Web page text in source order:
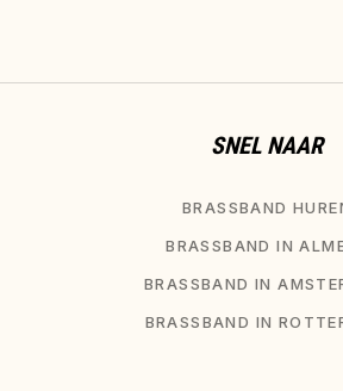
SNEL NAAR
BRASSBAND
BRASSBAND IN
BRASSBAND IN
BRASSBAND IN